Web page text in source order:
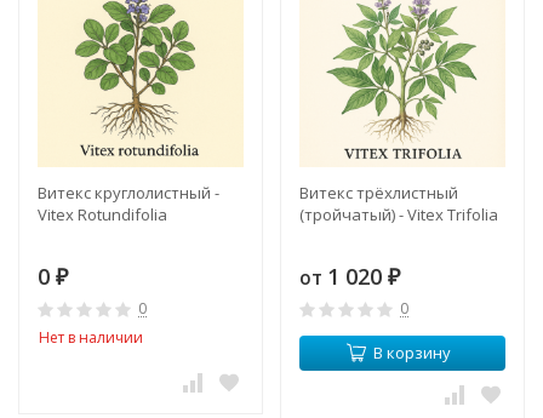
Витекс круглолистный -
Vitex Rotundifolia
0 ₽
0
Нет в наличии
Витекс трёхлистный
(тройчатый) - Vitex Trifolia
от 1 020 ₽
0
В корзину